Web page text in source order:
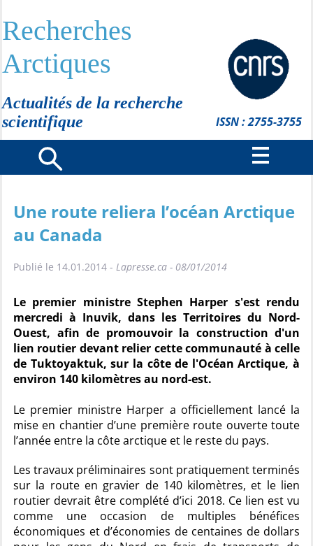
Recherches
Arctiques
Actualités de la recherche
scientifique
ISSN : 2755-3755
Une route reliera l’océan Arctique
au Canada
Publié le 14.01.2014 - Lapresse.ca - 08/01/2014
Le premier ministre Stephen Harper s'est rendu
mercredi à Inuvik, dans les Territoires du Nord-
Ouest, afin de promouvoir la construction d'un
lien routier devant relier cette communauté à celle
de Tuktoyaktuk, sur la côte de l'Océan Arctique, à
environ 140 kilomètres au nord-est.
Le premier ministre Harper a officiellement lancé la
mise en chantier d’une première route ouverte toute
l’année entre la côte arctique et le reste du pays.
Les travaux préliminaires sont pratiquement terminés
sur la route en gravier de 140 kilomètres, et le lien
routier devrait être complété d’ici 2018. Ce lien est vu
comme une occasion de multiples bénéfices
économiques et d’économies de centaines de dollars